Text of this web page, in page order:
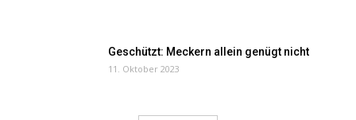
Geschützt: Meckern allein genügt nicht
11. Oktober 2023